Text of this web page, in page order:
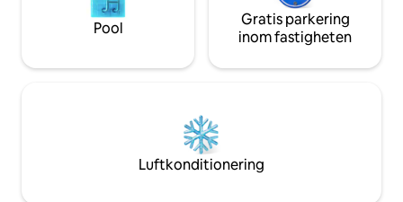
Pool
Gratis parkering
inom fastigheten
Luftkonditionering